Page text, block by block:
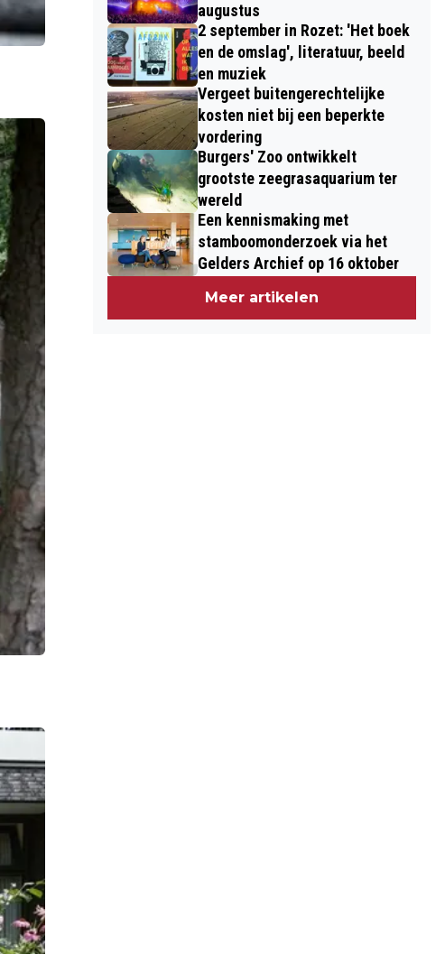
augustus
2 september in Rozet: 'Het boek
en de omslag', literatuur, beeld
en muziek
Vergeet buitengerechtelijke
kosten niet bij een beperkte
vordering
Burgers' Zoo ontwikkelt
grootste zeegrasaquarium ter
wereld
Een kennismaking met
stamboomonderzoek via het
Gelders Archief op 16 oktober
Meer artikelen